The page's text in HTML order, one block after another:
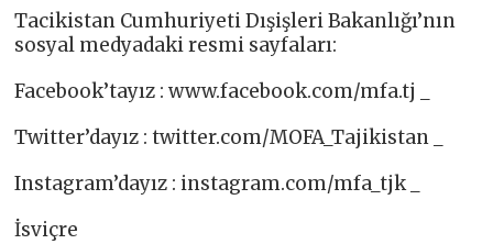
Tacikistan Cumhuriyeti Dışişleri Bakanlığı’nın
sosyal medyadaki resmi sayfaları:
Facebook’tayız : www.facebook.com/mfa.tj _
Twitter’dayız : twitter.com/MOFA_Tajikistan _
Instagram’dayız : instagram.com/mfa_tjk _
İsviçre